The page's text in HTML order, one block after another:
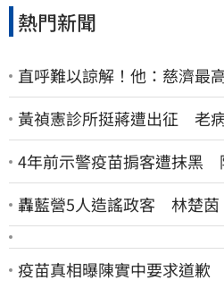
熱門新聞
直呼難以諒解！他：慈濟最
黃禎憲診所挺蔣遭出征 老
4年前示警疫苗掮客遭抹黑
轟藍營5人造謠政客 林楚茵
疫苗真相曝陳實中要求道